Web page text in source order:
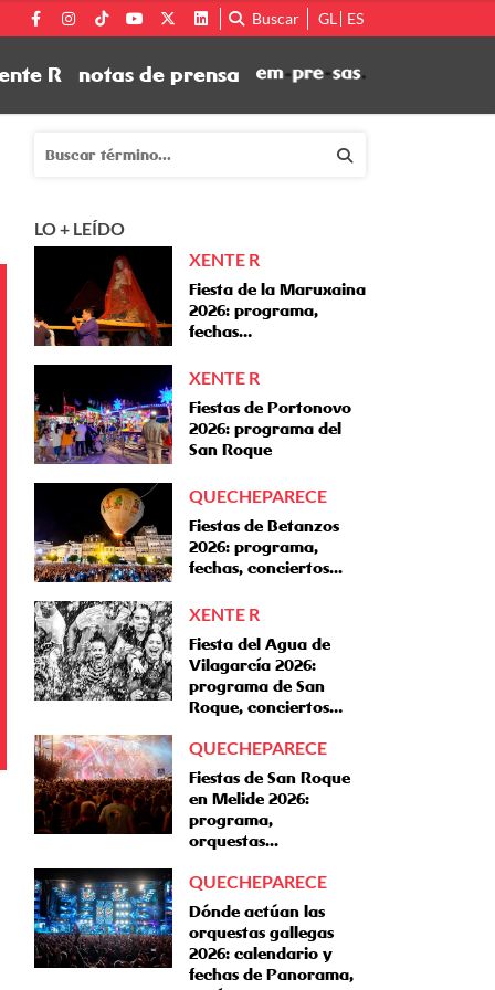
Buscar GL ES
R notas de prensa
LO + LEÍDO
XENTE R
Fiesta de la Maruxaina
2026: programa,
fechas…
XENTE R
Fiestas de Portonovo
2026: programa del
San Roque
QUECHEPARECE
Fiestas de Betanzos
2026: programa,
fechas, conciertos...
XENTE R
Fiesta del Agua de
Vilagarcía 2026:
programa de San
Roque, conciertos…
QUECHEPARECE
Fiestas de San Roque
en Melide 2026:
programa,
orquestas...
QUECHEPARECE
Dónde actúan las
orquestas gallegas
2026: calendario y
fechas de Panorama,